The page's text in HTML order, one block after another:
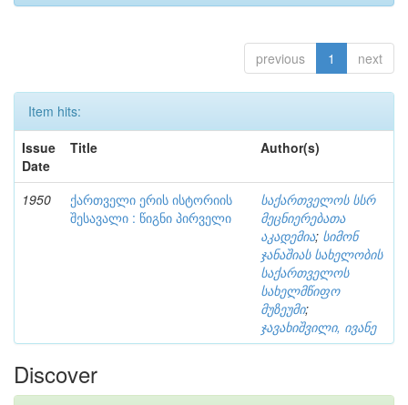
previous 1 next
Item hits:
Issue
Date
Title Author(s)
1950
ქართველი ერის ისტორიის
შესავალი : წიგნი პირველი
საქართველოს სსრ
მეცნიერებათა
აკადემია; სიმონ
ჯანაშიას სახელობის
საქართველოს
სახელმწიფო
მუზეუმი;
ჯავახიშვილი, ივანე
Discover